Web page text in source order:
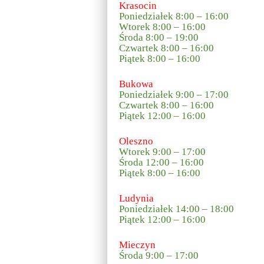
Krasocin
Poniedziałek 8:00 – 16:00
Wtorek 8:00 – 16:00
Środa 8:00 – 19:00
Czwartek 8:00 – 16:00
Piątek 8:00 – 16:00
Bukowa
Poniedziałek 9:00 – 17:00
Czwartek 8:00 – 16:00
Piątek 12:00 – 16:00
Oleszno
Wtorek 9:00 – 17:00
Środa 12:00 – 16:00
Piątek 8:00 – 16:00
Ludynia
Poniedziałek 14:00 – 18:00
Piątek 12:00 – 16:00
Mieczyn
Środa 9:00 – 17:00